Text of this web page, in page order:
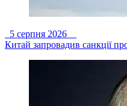
5 серпня 2026
Китай запровадив санкції